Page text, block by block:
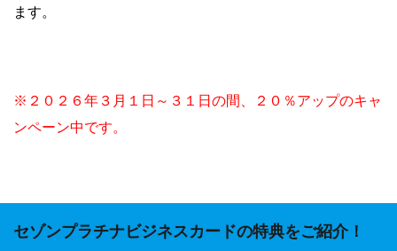
ます。
※２０２６年３月１日～３１日の間、２０％アップのキャ
ンペーン中です。
セゾンプラチナビジネスカードの特典をご紹介！